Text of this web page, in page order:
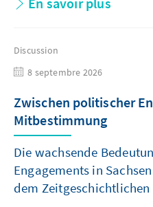
Discussion
8 septembre 2026
Zwischen politischer
Mitbestimmung
Die wachsende
Engagements in
dem